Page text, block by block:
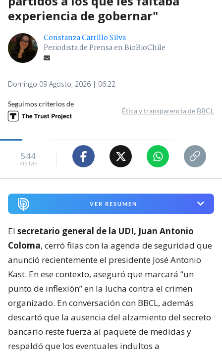
experiencia de gobernar"
Constanza Carrillo Silva
Periodista de Prensa en BioBioChile
Domingo 09 Agosto, 2026 | 06:22
Seguimos criterios de
Ética y transparencia de BBCL
544
visitas
VER RESUMEN
El secretario general de la UDI, Juan Antonio
Coloma, cerró filas con la agenda de seguridad que
anunció recientemente el presidente José Antonio
Kast. En ese contexto, aseguró que marcará “un
punto de inflexión” en la lucha contra el crimen
organizado. En conversación con BBCL, además
descartó que la ausencia del alzamiento del secreto
bancario reste fuerza al paquete de medidas y
respaldó que los eventuales indultos a